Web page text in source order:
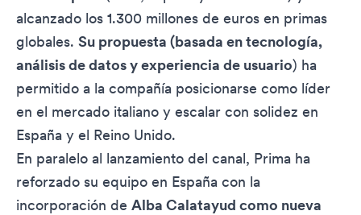
alcanzado los 1.300 millones de euros en primas
globales. Su propuesta (basada en tecnología,
análisis de datos y experiencia de usuario) ha
permitido a la compañía posicionarse como líder
en el mercado italiano y escalar con solidez en
España y el Reino Unido.
En paralelo al lanzamiento del canal, Prima ha
reforzado su equipo en España con la
incorporación de Alba Calatayud como nueva